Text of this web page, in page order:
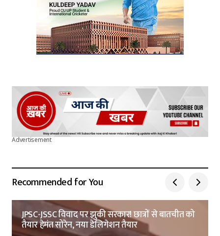
Advertisement
Recommended for You
JPSC-JSSC विवाद पर झुकी सरकार! छात्रों से बातचीत को
तैयार हेमंत सोरेन, नया डेलिगेशन तैयार